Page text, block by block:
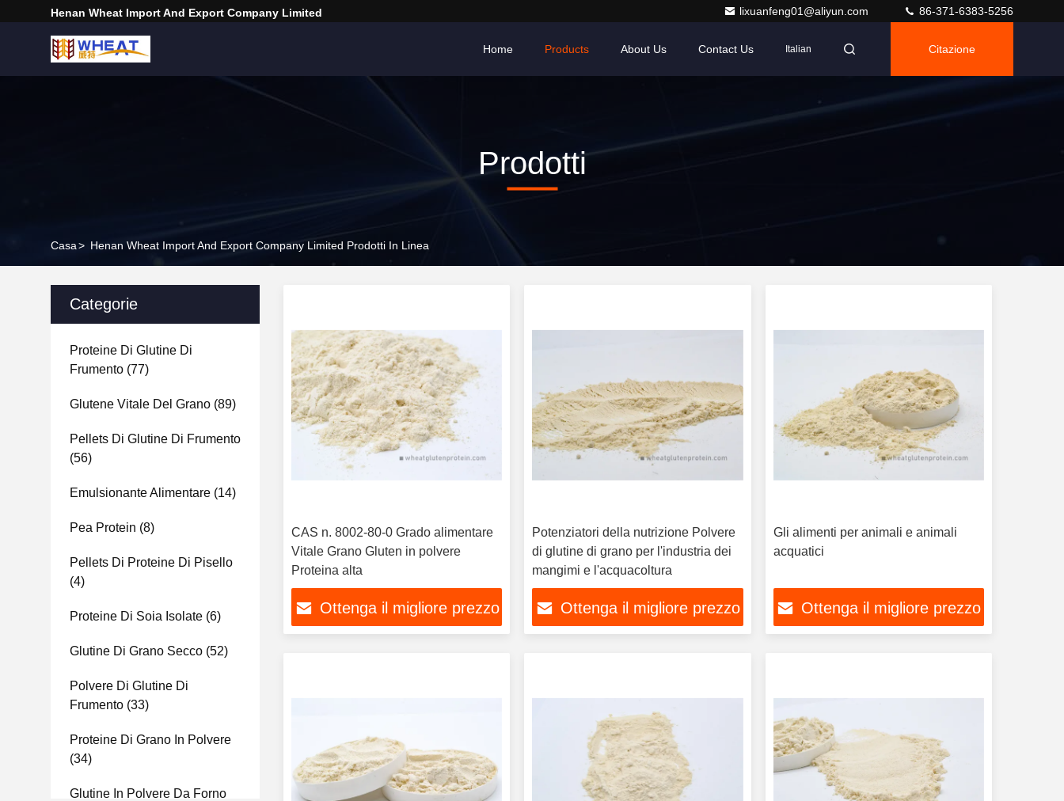
Henan Wheat Import And Export Company Limited lixuanfeng01@aliyun.com 86-371-6383-5256
Home Products About Us Contact Us Italian Citazione
Prodotti
Casa> Henan Wheat Import And Export Company Limited Prodotti In Linea
Categorie
Proteine Di Glutine Di
Frumento (77)
Glutene Vitale Del Grano (89)
Pellets Di Glutine Di Frumento
(56)
Emulsionante Alimentare (14)
Pea Protein (8)
Pellets Di Proteine Di Pisello
(4)
Proteine Di Soia Isolate (6)
Glutine Di Grano Secco (52)
Polvere Di Glutine Di
Frumento (33)
Proteine Di Grano In Polvere
(34)
Glutine In Polvere Da Forno
CAS n. 8002-80-0 Grado alimentare
Vitale Grano Gluten in polvere
Proteina alta
Ottenga il migliore prezzo
Potenziatori della nutrizione Polvere
di glutine di grano per l'industria dei
mangimi e l'acquacoltura
Ottenga il migliore prezzo
Gli alimenti per animali e animali
acquatici
Ottenga il migliore prezzo